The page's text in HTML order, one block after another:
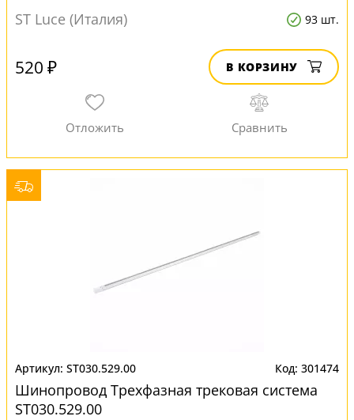
ST Luce (Италия)
93 шт.
520 ₽ В КОРЗИНУ
ST030.529.00 301474
Шинопровод Трехфазная трековая система
ST030.529.00